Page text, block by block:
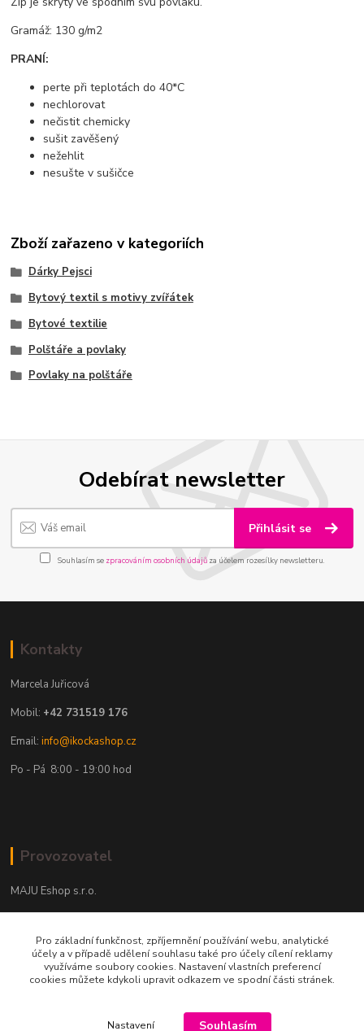
Gramáž: 130 g/m2
PRANÍ:
perte při teplotách do 40*C
nechlorovat
nečistit chemicky
sušit zavěšený
nežehlit
nesušte v sušičce
Zboží zařazeno v kategoriích
Dárky Pejsci
Bytový textil s motivy zvířátek
Bytové textilie
Polštáře a povlaky
Povlaky na polštáře
Odebírat newsletter
Přihlásit se
Souhlasím se zpracováním osobních údajůza účelem rozesílky newsletteru.
Kontakty
Marcela Juřicová
Mobil: +42 731519 176
Email:info@ikockashop.cz
Po - Pá 8:00 - 19:00 hod
Provozovatel
MAJU Eshop s.r.o.
702 00 Ostrava
IČ: 09674799
Pro základní funkčnost, zpříjemnění používání webu, analytické
účely a v případě udělení souhlasu také pro účely cílení reklamy
využíváme soubory cookies. Nastavení vlastních preferencí
cookies můžete kdykoli upravit odkazem ve spodní části stránek.
Nastavení Souhlasím